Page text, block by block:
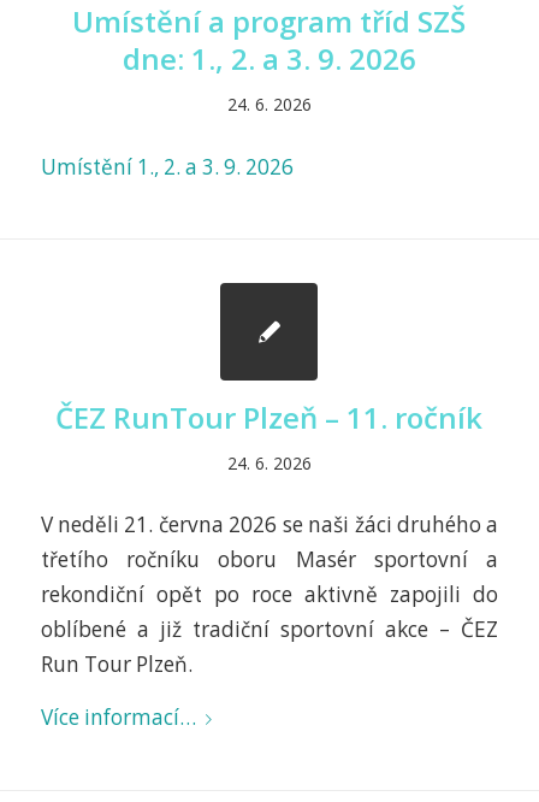
Umístění a program tříd SZŠ
dne: 1., 2. a 3. 9. 2026
24. 6. 2026
Umístění 1., 2. a 3. 9. 2026
ČEZ RunTour Plzeň – 11. ročník
24. 6. 2026
V neděli 21. června 2026 se naši žáci druhého a
třetího ročníku oboru Masér sportovní a
rekondiční opět po roce aktivně zapojili do
oblíbené a již tradiční sportovní akce – ČEZ
Run Tour Plzeň.
Více informací…